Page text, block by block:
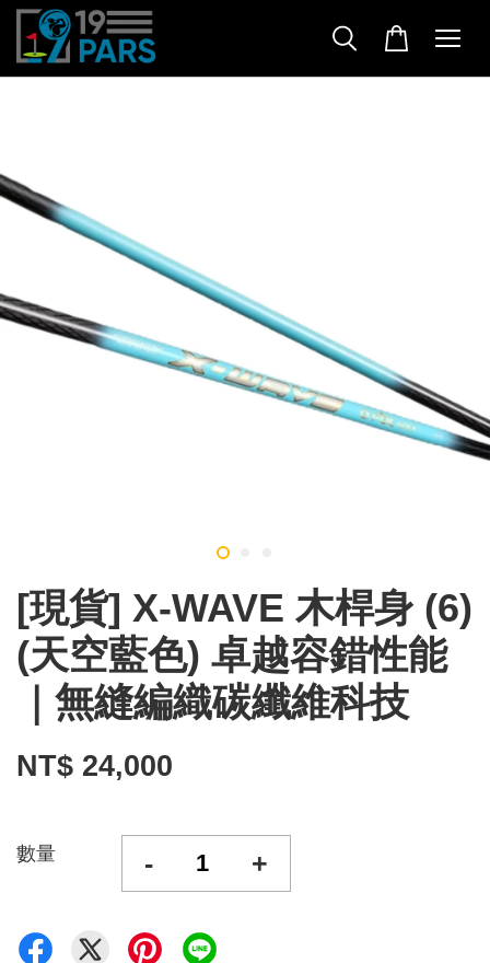
[現貨] X-WAVE 木桿身 (6)
(天空藍色) 卓越容錯性能
｜無縫編織碳纖維科技
NT$ 24,000
數量 - +